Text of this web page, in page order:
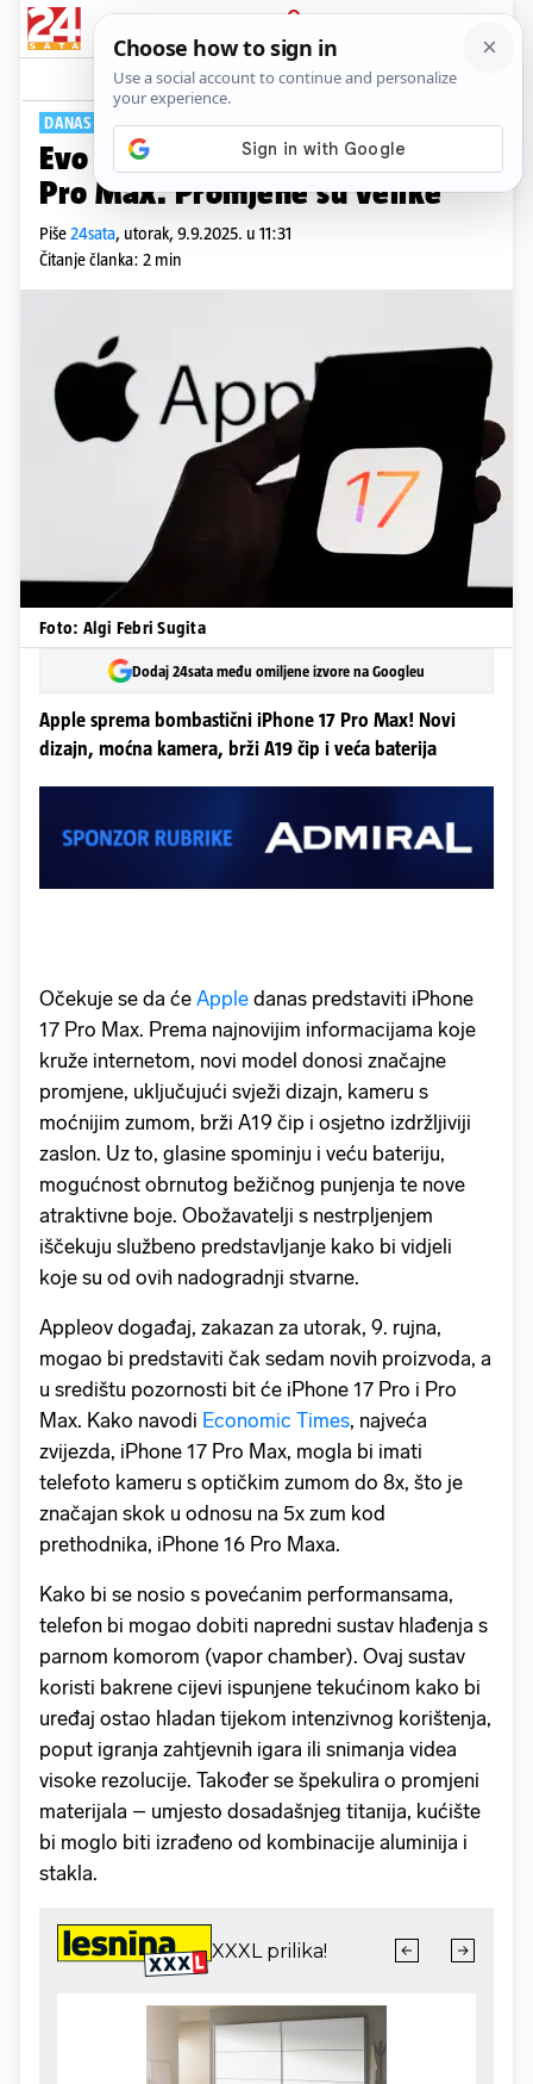
PRIJAVA
Tech Komentari
DANAS PREDSTAVLJANJE
Evo što donosi novi iPhone 17
Pro Max. Promjene su velike
Piše24sata, utorak, 9.9.2025. u 11:31
Čitanje članka: 2 min
Foto: Algi Febri Sugita
Dodaj 24sata među omiljene izvore na Googleu
Apple sprema bombastični iPhone 17 Pro Max! Novi
dizajn, moćna kamera, brži A19 čip i veća baterija
Očekuje se da će Apple danas predstaviti iPhone
17 Pro Max. Prema najnovijim informacijama koje
kruže internetom, novi model donosi značajne
promjene, uključujući svježi dizajn, kameru s
moćnijim zumom, brži A19 čip i osjetno izdržljiviji
zaslon. Uz to, glasine spominju i veću bateriju,
mogućnost obrnutog bežičnog punjenja te nove
atraktivne boje. Obožavatelji s nestrpljenjem
iščekuju službeno predstavljanje kako bi vidjeli
koje su od ovih nadogradnji stvarne.
Appleov događaj, zakazan za utorak, 9. rujna,
mogao bi predstaviti čak sedam novih proizvoda, a
u središtu pozornosti bit će iPhone 17 Pro i Pro
Max. Kako navodi Economic Times, najveća
zvijezda, iPhone 17 Pro Max, mogla bi imati
telefoto kameru s optičkim zumom do 8x, što je
značajan skok u odnosu na 5x zum kod
prethodnika, iPhone 16 Pro Maxa.
Kako bi se nosio s povećanim performansama,
telefon bi mogao dobiti napredni sustav hlađenja s
parnom komorom (vapor chamber). Ovaj sustav
koristi bakrene cijevi ispunjene tekućinom kako bi
uređaj ostao hladan tijekom intenzivnog korištenja,
poput igranja zahtjevnih igara ili snimanja videa
visoke rezolucije. Također se špekulira o promjeni
materijala – umjesto dosadašnjeg titanija, kućište
bi moglo biti izrađeno od kombinacije aluminija i
stakla.